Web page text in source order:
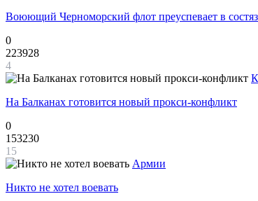
Воюющий Черноморский флот преуспевает в
0
223928
4
На Балканах готовится новый прокси-конфликт
0
153230
15
Армии
Никто не хотел воевать